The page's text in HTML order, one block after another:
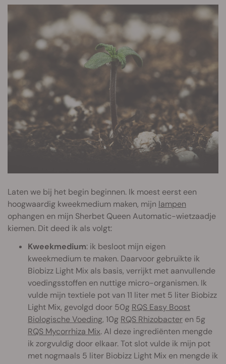
Laten we bij het begin beginnen. Ik moest eerst een
hoogwaardig kweekmedium maken, mijn lampen
ophangen en mijn Sherbet Queen Automatic-wietzaadje
kiemen. Dit deed ik als volgt:
Kweekmedium: ik besloot mijn eigen
kweekmedium te maken. Daarvoor gebruikte ik
Biobizz Light Mix als basis, verrijkt met aanvullende
voedingsstoffen en nuttige micro-organismen. Ik
vulde mijn textiele pot van 11 liter met 5 liter Biobizz
Light Mix, gevolgd door 50g RQS Easy Boost
Biologische Voeding, 10g RQS Rhizobacter en 5g
RQS Mycorrhiza Mix. Al deze ingrediënten mengde
ik zorgvuldig door elkaar. Tot slot vulde ik mijn pot
met nogmaals 5 liter Biobizz Light Mix en mengde ik